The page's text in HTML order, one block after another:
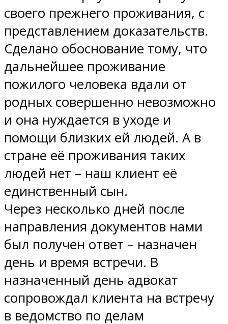
своего прежнего проживания, с
представлением доказательств.
Сделано обоснование тому, что
дальнейшее проживание
пожилого человека вдали от
родных совершенно невозможно
и она нуждается в уходе и
помощи близких ей людей. А в
стране её проживания таких
людей нет – наш клиент её
единственный сын.
Через несколько дней после
направления документов нами
был получен ответ – назначен
день и время встречи. В
назначенный день адвокат
сопровождал клиента на встречу
в ведомство по делам